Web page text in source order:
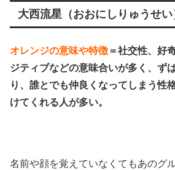
大西流星（おおにしりゅうせい
オレンジの意味や特徴＝社交性、好
ジティブなどの意味合いが多く、ず
り、誰とでも仲良くなってしまう性
けてくれる人が多い。
名前や顔を覚えていなくてもあのグ